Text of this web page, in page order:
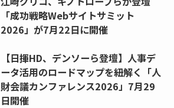
「成功戦略Webサイトサミット
2026」が7月22日に開催
【日揮HD、デンソーら登壇】人事デ
ータ活用のロードマップを紐解く「人
財会議カンファレンス2026」7月29
日開催